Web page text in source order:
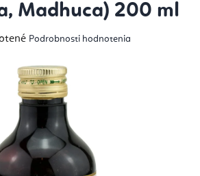
Madhuca) 200 ml
Podrobnosti hodnotenia